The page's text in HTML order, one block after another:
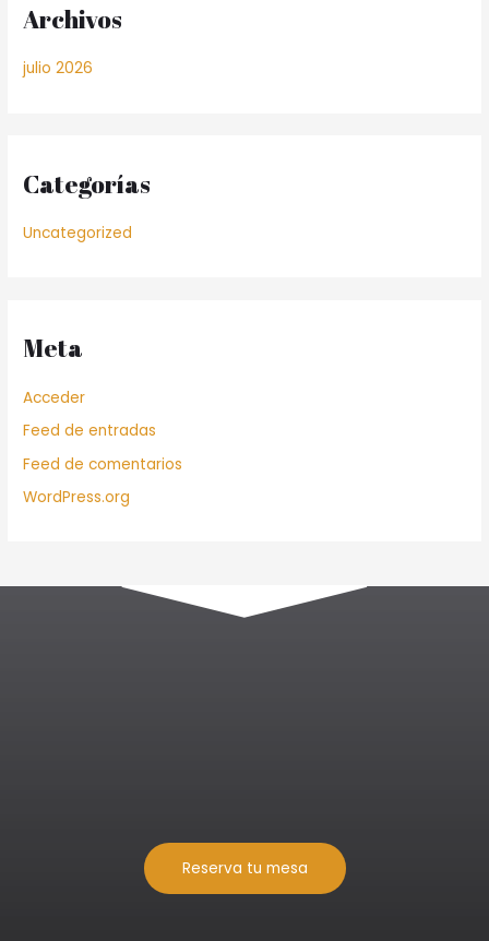
Archivos
julio 2026
Categorías
Uncategorized
Meta
Acceder
Feed de entradas
Feed de comentarios
WordPress.org
Reserva tu mesa